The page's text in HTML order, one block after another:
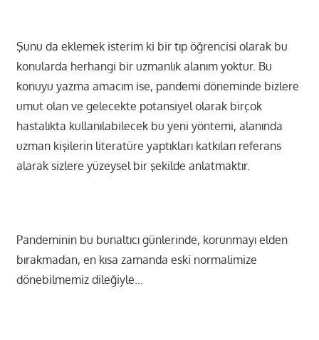
Şunu da eklemek isterim ki bir tıp öğrencisi olarak bu
konularda herhangi bir uzmanlık alanım yoktur. Bu
konuyu yazma amacım ise, pandemi döneminde bizlere
umut olan ve gelecekte potansiyel olarak birçok
hastalıkta kullanılabilecek bu yeni yöntemi, alanında
uzman kişilerin literatüre yaptıkları katkıları referans
alarak sizlere yüzeysel bir şekilde anlatmaktır.
Pandeminin bu bunaltıcı günlerinde, korunmayı elden
bırakmadan, en kısa zamanda eski normalimize
dönebilmemiz dileğiyle…